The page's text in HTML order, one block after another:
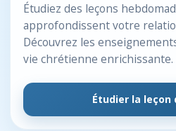
Étudiez des leçons
approfondissent votre
Découvrez les
vie chrétienne enrichissante.
Étudier la leçon